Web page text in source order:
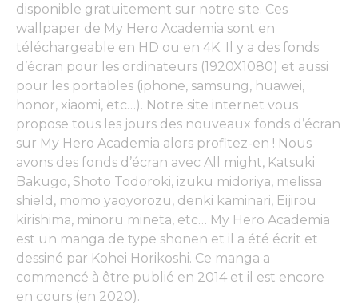
disponible gratuitement sur notre site. Ces
wallpaper de My Hero Academia sont en
téléchargeable en HD ou en 4K. Il y a des fonds
d’écran pour les ordinateurs (1920X1080) et aussi
pour les portables (iphone, samsung, huawei,
honor, xiaomi, etc…). Notre site internet vous
propose tous les jours des nouveaux fonds d’écran
sur My Hero Academia alors profitez-en ! Nous
avons des fonds d’écran avec All might, Katsuki
Bakugo, Shoto Todoroki, izuku midoriya, melissa
shield, momo yaoyorozu, denki kaminari, Eijirou
kirishima, minoru mineta, etc… My Hero Academia
est un manga de type shonen et il a été écrit et
dessiné par Kohei Horikoshi. Ce manga a
commencé à être publié en 2014 et il est encore
en cours (en 2020).